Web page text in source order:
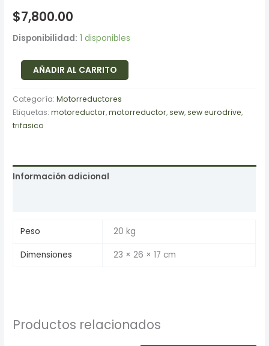
$7,800.00
Disponibilidad: 1 disponibles
AÑADIR AL CARRITO
Categoría:Motorreductores
Etiquetas:motoreductor,motorreductor,sew,sew eurodrive,
trifasico
Información adicional
Peso 20 kg
Dimensiones 23 × 26 × 17 cm
Productos relacionados